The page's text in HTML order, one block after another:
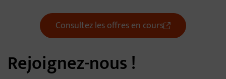
Consultez les offres en cours
Rejoignez-nous !